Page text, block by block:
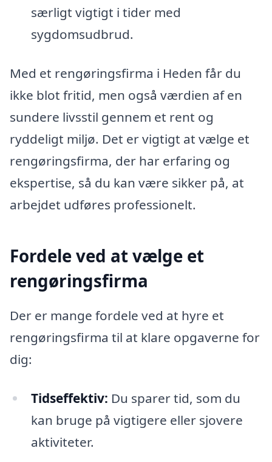
særligt vigtigt i tider med
sygdomsudbrud.
Med et rengøringsfirma i Heden får du
ikke blot fritid, men også værdien af en
sundere livsstil gennem et rent og
ryddeligt miljø. Det er vigtigt at vælge et
rengøringsfirma, der har erfaring og
ekspertise, så du kan være sikker på, at
arbejdet udføres professionelt.
Fordele ved at vælge et
rengøringsfirma
Der er mange fordele ved at hyre et
rengøringsfirma til at klare opgaverne for
dig:
Tidseffektiv: Du sparer tid, som du
kan bruge på vigtigere eller sjovere
aktiviteter.